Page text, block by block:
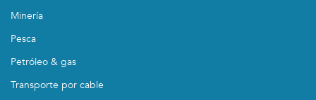
Minería
Pesca
Petróleo & gas
Transporte por cable